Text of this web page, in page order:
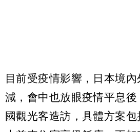
目前受疫情影響，日本境
減，會中也放眼疫情平息
國觀光客造訪，具體方案